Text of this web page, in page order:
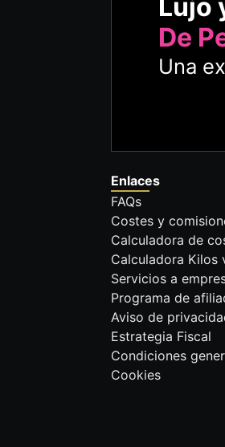
Lujo
De
Una
Enlaces
FAQs
Costes y
Calculadora de
Calculadora Kilos
Servicios a
Programa de
Aviso de
Estrategia Fiscal
Condiciones
Cookies